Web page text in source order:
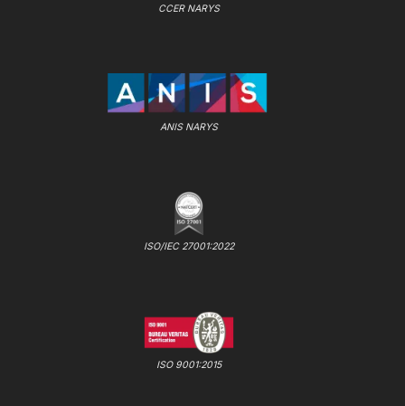
CCER NARYS
ANIS NARYS
ISO/IEC 27001:2022
ISO 9001:2015